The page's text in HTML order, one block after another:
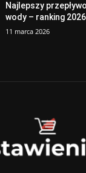
Najlepszy
wody – ranking
11 marca 2026